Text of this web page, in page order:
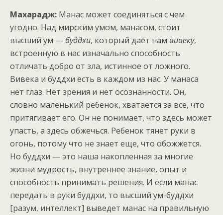
Махарадж: Манас может соединяться с чем
угодно. Над мирским умом, манасом, стоит
высший ум —буддхи, который дает нам вивеку,
встроенную в нас изначально способность
отличать добро от зла, истинное от ложного.
Вивека и буддхи есть в каждом из нас. У манаса
нет глаз. Нет зрения и нет осознанности. Он,
словно маленький ребенок, хватается за все, что
притягивает его. Он не понимает, что здесь может
упасть, а здесь обжечься. Ребенок тянет руки в
огонь, потому что не знает еще, что обожжется.
Но буддхи — это наша накопленная за многие
жизни мудрость, внутреннее знание, опыт и
способность принимать решения. И если манас
передать в руки буддхи, то высший ум-буддхи
[разум, интеллект] выведет манас на правильную